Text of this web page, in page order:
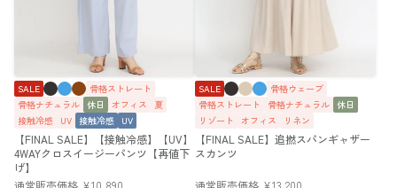
【FINAL SALE】【接触冷感】【UV】
4WAYクロスイージーパンツ【再値下
げ】
SALE
骨格ストレート
骨格ナチュラル 休日 オフィス
夏
接触冷感 UV 接触冷感 UV
【FINAL SALE】追撚スパンギャザー
スカンツ
SALE
骨格ウェーブ
骨格ストレート
骨格ナチュラル 休日
リゾート
オフィス リネン